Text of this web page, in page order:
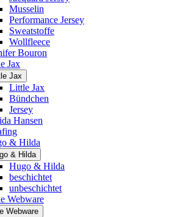
Musselin
Performance Jersey
Sweatstoffe
Wollfleece
Bouron
Jax
Jax
Little Jax
Bündchen
Jersey
Hansen
& Hilda
& Hilda
Hugo & Hilda
beschichtet
unbeschichtet
Webware
Webware